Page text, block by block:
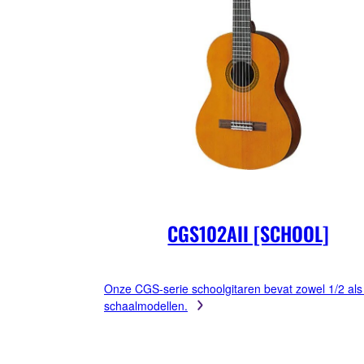
CGS102AII [SCHOOL]
Onze CGS-serie schoolgitaren bevat zowel 1/2
schaalmodellen.